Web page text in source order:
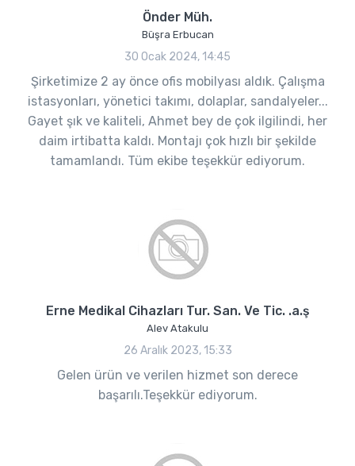
Önder Müh.
Büşra Erbucan
30 Ocak 2024, 14:45
Şirketimize 2 ay önce ofis mobilyası aldık. Çalışma
istasyonları, yönetici takımı, dolaplar, sandalyeler...
Gayet şık ve kaliteli, Ahmet bey de çok ilgilindi, her
daim irtibatta kaldı. Montajı çok hızlı bir şekilde
tamamlandı. Tüm ekibe teşekkür ediyorum.
Erne Medikal Cihazları Tur. San. Ve Tic. .a.ş
Alev Atakulu
26 Aralık 2023, 15:33
Gelen ürün ve verilen hizmet son derece
başarılı.Teşekkür ediyorum.